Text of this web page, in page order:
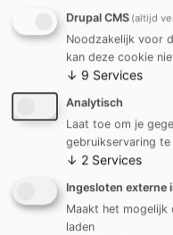
De Stroom
vrijetijdsaanbod
weerbaarheid
Drupal CMS (altijd
Noodzakelijk voor
kan deze cookie
↓ 9 Services
Analytisch
Laat toe om je
gebruikservaring te
↓ 2 Services
Ingesloten externe
Maakt het mogelijk
laden